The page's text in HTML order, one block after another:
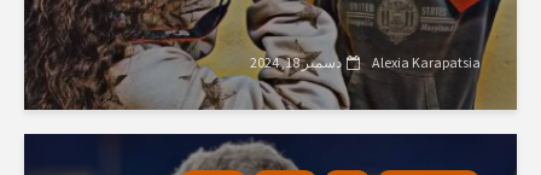
Alexia Karapatsia دسمبر 18, 2024